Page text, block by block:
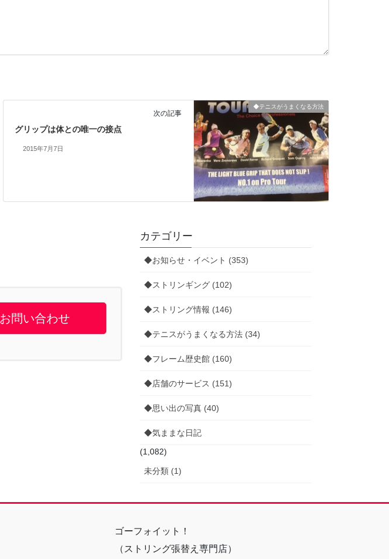
◆テニスがうまくなる方法
次の記事
グリップは体との唯一の接点
2015年7月7日
カテゴリー
◆お知らせ・イベント (353)
◆ストリンギング (102)
◆ストリング情報 (146)
◆テニスがうまくなる方法 (34)
◆フレーム歴史館 (160)
◆店舗のサービス (151)
◆思い出の写真 (40)
◆気ままな日記
(1,082)
未分類 (1)
お問い合わせ
ゴーフォイット！
（ストリング張替え専門店）